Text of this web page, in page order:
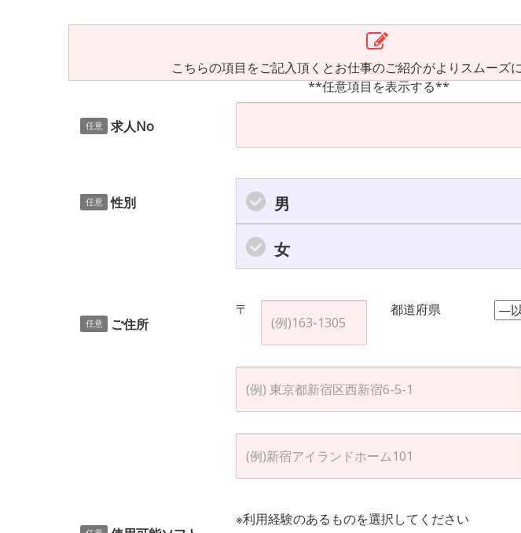
こちらの項目をご記入頂くとお仕事のご紹介がよりスムーズに
**任意項目を表示する**
任意 求人No
任意 性別 男
女
任意 ご住所
〒 都道府県
※利用経験のあるものを選択してください